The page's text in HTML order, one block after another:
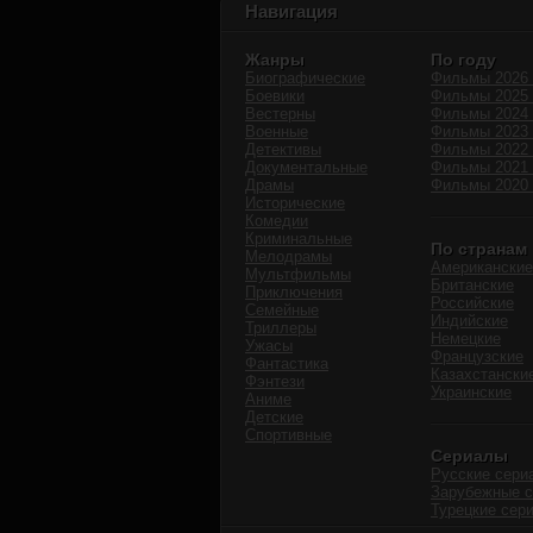
Навигация
Жанры
Биографические
Боевики
Вестерны
Военные
Детективы
Документальные
Драмы
Исторические
Комедии
Криминальные
Мелодрамы
Мультфильмы
Приключения
Семейные
Триллеры
Ужасы
Фантастика
Фэнтези
Аниме
Детские
Спортивные
По году
Фильмы 2026
Фильмы 2025
Фильмы 2024
Фильмы 2023
Фильмы 2022
Фильмы 2021
Фильмы 2020
По странам
Американские
Британские
Российские
Индийские
Немецкие
Французские
Украинские
Сериалы
Русские
Зарубежные
Турецкие